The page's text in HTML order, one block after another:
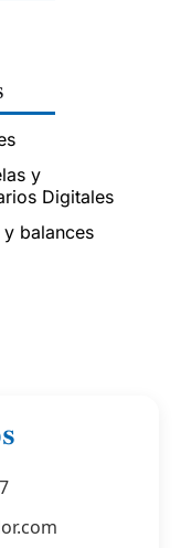
y
Digitales
y balances